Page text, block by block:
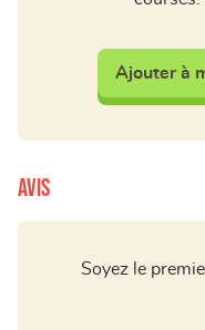
Ajouter à
Avis
Soyez le